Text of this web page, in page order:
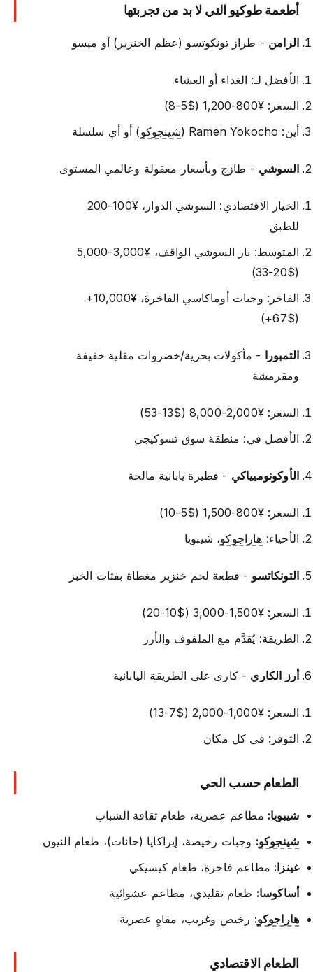
أطعمة طوكيو التي لا بد من تجربتها
الرامن - طراز تونكوتسو (عظم الخنزير) أو ميسو
الأفضل لـ: الغداء أو العشاء
السعر: ¥800-1,200 ($5-8)
أين: Ramen Yokocho (
شينجوكو) أو أي سلسلة
السوشي - طازج وبأسعار معقولة وعالمي المستوى
الخيار الاقتصادي: السوشي الدوار، ¥100-200
للطبق
المتوسط: بار السوشي الواقف، ¥3,000-5,000
($20-33)
الفاخر: وجبات أوماكاسي الفاخرة، ¥10,000+
($67+)
التمبورا - مأكولات بحرية/خضروات مقلية خفيفة
ومقرمشة
السعر: ¥2,000-8,000 ($13-53)
الأفضل في: منطقة سوق تسوكيجي
الأوكونوميياكي - فطيرة يابانية مالحة
السعر: ¥800-1,500 ($5-10)
الأحياء: هاراجوكو، شيبويا
التونكاتسو - قطعة لحم خنزير مغطاة بفتات الخبز
السعر: ¥1,500-3,000 ($10-20)
الطريقة: يُقدَّم مع الملفوف والأرز
أرز الكاري - كاري على الطريقة اليابانية
السعر: ¥1,000-2,000 ($7-13)
التوفر: في كل مكان
الطعام حسب الحي
شيبويا: مطاعم عصرية، طعام ثقافة الشباب
شينجوكو: وجبات رخيصة، إيزاكايا (حانات)، طعام النيون
غينزا: مطاعم فاخرة، طعام كيسيكي
أساكوسا: طعام تقليدي، مطاعم عشوائية
هاراجوكو: رخيص وغريب، مقاهٍ عصرية
الطعام الاقتصادي